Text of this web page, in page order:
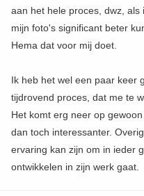
aan het hele proces, dwz,
mijn foto's significant beter
Hema dat voor mij doet.
Ik heb het wel een paar keer
tijdrovend proces, dat me te
Het komt erg neer op
dan toch interessanter.
ervaring kan zijn om in ieder
ontwikkelen in zijn werk gaat.